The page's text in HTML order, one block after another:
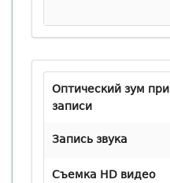
Оптический зум при
записи
Запись звука
Съемка HD видео